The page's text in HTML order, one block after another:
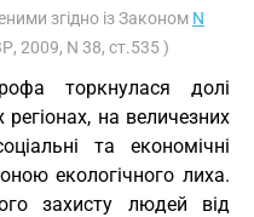
згідно із Законом N
2009, N 38, ст.535 )
торкнулася долі
на величезних
та економічні
екологічного лиха.
захисту людей від